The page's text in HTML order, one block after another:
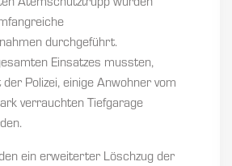
Atemschutztrupp wurden
durchgeführt.
Einsatzes mussten,
Polizei, einige Anwohner vom
verrauchten Tiefgarage
ein erweiterter Löschzug der